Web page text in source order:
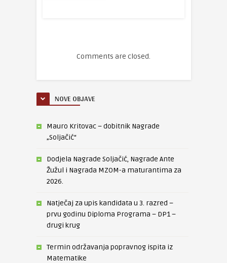
Comments are closed.
NOVE OBJAVE
Mauro Kritovac – dobitnik Nagrade
„Soljačić“
Dodjela Nagrade Soljačić, Nagrade Ante
Žužul i Nagrada MZOM-a maturantima za
2026.
Natječaj za upis kandidata u 3. razred –
prvu godinu Diploma Programa – DP1 –
drugi krug
Termin održavanja popravnog ispita iz
Matematike